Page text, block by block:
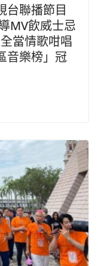
台聯播節目
MV飲威士忌
當情歌咁唱
音樂榜」冠